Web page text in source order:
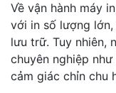
Về vận hành máy
với in số lượng
lưu trữ. Tuy nhiên,
chuyên nghiệp
cảm giác chỉn chu